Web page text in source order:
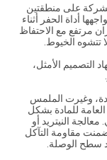
على منطقتين
أداة الحفر أثناء
مرتفع مع الاحتفاظ
تتشوه الخيوط.
التصميم الأمثل،
وغيرت الملمس
للمادة بشكل
معالجة النيتريد أو
مقاومة التآكل
سطح الوصلة.